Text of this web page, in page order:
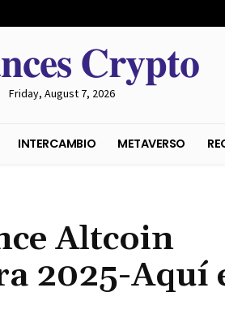
𝐂𝐫𝐲𝐩𝐭𝐨
Friday, August 7, 2026
Altcoin
2025-Aquí